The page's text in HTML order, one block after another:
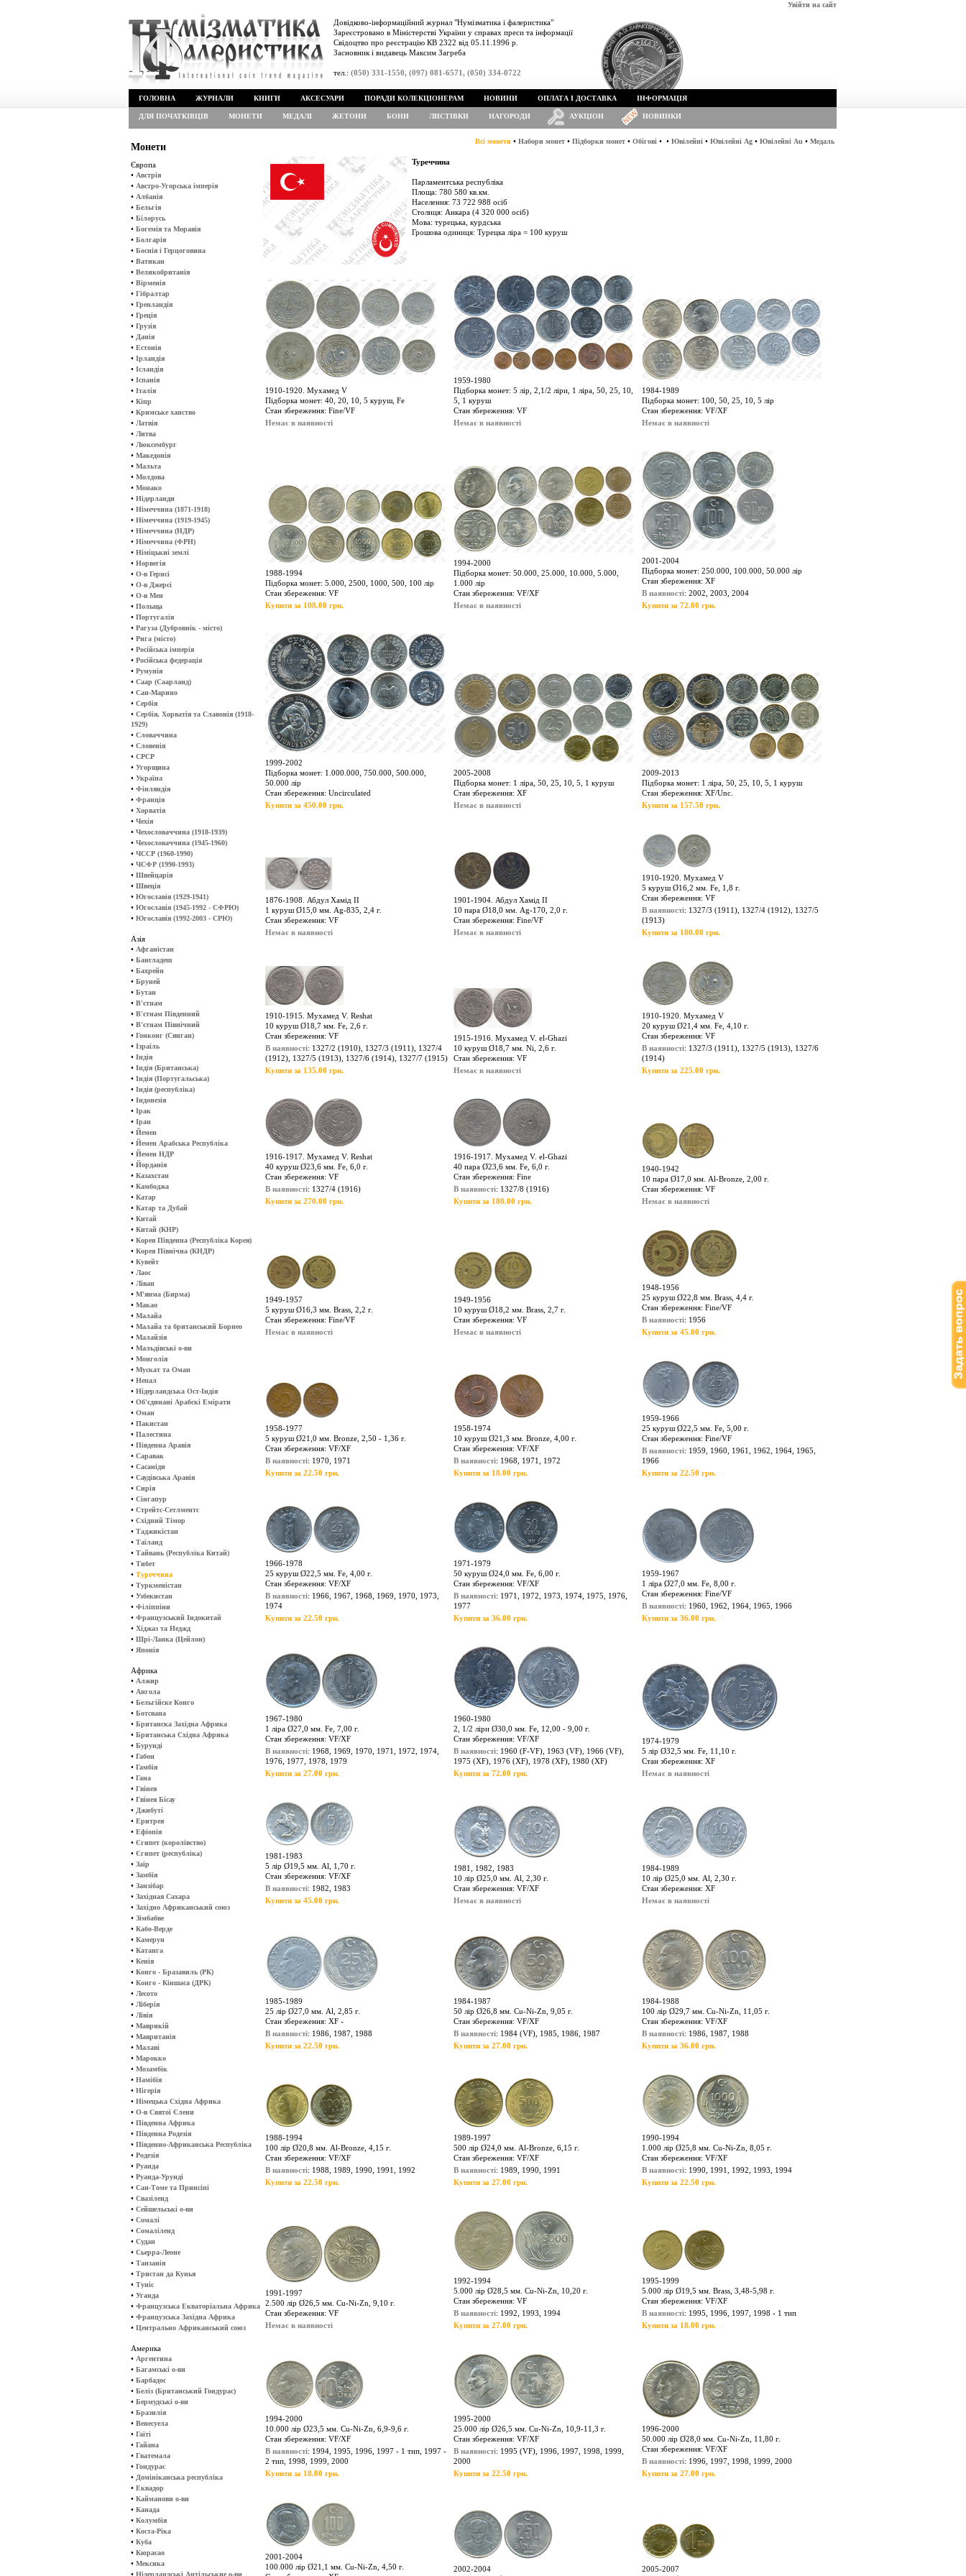
Увійти на сайт
Довідково-інформаційний журнал "Нумізматика і фалеристика"
Зареєстровано в Міністерстві України у справах преси та інформації
Свідоцтво про реєстрацію КВ 2322 від 05.11.1996 р.
Засновник і видавець Максим Загреба
тел.: (050) 331-1550, (097) 081-6571, (050) 334-0722
ГОЛОВНА ЖУРНАЛИ КНИГИ АКСЕСУАРИ ПОРАДИ КОЛЕКЦІОНЕРАМ НОВИНИ ОПЛАТА І ДОСТАВКА ІНФОРМАЦІЯ
ДЛЯ ПОЧАТКІВЦІВ МОНЕТИ МЕДАЛІ ЖЕТОНИ БОНИ ЛИСТІВКИ НАГОРОДИ АУКЦІОН НОВИНКИ
Монети
Європа
• Австрія
• Австро-Угорська імперія
• Албанія
• Бельгія
• Білорусь
• Богемія та Моравія
• Болгарія
• Боснія і Герцоговина
• Ватикан
• Великобританія
• Вірменія
• Гібралтар
• Гренландія
• Греція
• Грузія
• Данія
• Естонія
• Ірландія
• Ісландія
• Іспанія
• Італія
• Кіпр
• Кримське ханство
• Латвія
• Литва
• Люксембург
• Македонія
• Мальта
• Молдова
• Монако
• Нідерланди
• Німеччина (1871-1918)
• Німеччина (1919-1945)
• Німеччина (НДР)
• Німеччина (ФРН)
• Німіцькиі землі
• Норвегія
• О-в Гернсі
• О-в Джерсі
• О-в Мен
• Польща
• Португалія
• Рагуза (Дубровнік - місто)
• Рига (місто)
• Російська імперія
• Російська федерація
• Румунія
• Саар (Саарланд)
• Сан-Марино
• Сербія
• Сербія, Хорватія та Славонія (1918-
1929)
• Словаччина
• Словенія
• СРСР
• Угорщина
• Україна
• Фінляндія
• Франція
• Хорватія
• Чехія
• Чехословаччина (1918-1939)
• Чехословаччина (1945-1960)
• ЧССР (1960-1990)
• ЧСФР (1990-1993)
• Швейцарія
• Швеція
• Югославія (1929-1941)
• Югославія (1945-1992 - СФРЮ)
• Югославія (1992-2003 - СРЮ)
Азія
• Афганістан
• Бангладеш
• Бахрейн
• Бруней
• Бутан
• В'єтнам
• В'єтнам Південний
• В'єтнам Північний
• Гонконг (Сянган)
• Ізраїль
• Індія
• Індія (Британська)
• Індія (Португальська)
• Індія (республіка)
• Індонезія
• Ірак
• Іран
• Йемен
• Йемен Арабська Республіка
• Йемен НДР
• Йорданія
• Казахстан
• Камбоджа
• Катар
• Катар та Дубай
• Китай
• Китай (КНР)
• Корея Південна (Республіка Корея)
• Корея Північна (КНДР)
• Кувейт
• Лаос
• Ліван
• М'янма (Бирма)
• Макао
• Малайа
• Малайа та британський Борнео
• Малайзія
• Мальдівські о-ви
• Монголія
• Мускат та Оман
• Непал
• Нідерландська Ост-Індія
• Об'єдинані Арабскі Емірати
• Оман
• Пакистан
• Палестина
• Південна Аравія
• Саравак
• Сасаніди
• Саудівська Аравія
• Сирія
• Сінгапур
• Стрейтс-Сетлментс
• Східний Тімор
• Таджикістан
• Таїланд
• Тайвань (Республіка Китай)
• Тибет
• Туреччина
• Туркменістан
• Узбекистан
• Філіппіни
• Французський Індокитай
• Хіджаз та Неджд
• Шрі-Ланка (Цейлон)
• Японія
Африка
• Алжир
• Ангола
• Бельгійске Конго
• Ботсвана
• Британска Західна Африка
• Британська Східна Африка
• Бурунді
• Габон
• Гамбія
• Гана
• Гвінея
• Гвінея Бісау
• Джибуті
• Еритрея
• Ефіопія
• Єгипет (королівство)
• Єгипет (республіка)
• Заїр
• Замбія
• Занзібар
• Західная Сахара
• Західно Африканський союз
• Зімбабве
• Кабо-Верде
• Камерун
• Катанга
• Кенія
• Конго - Бразавиль (РК)
• Конго - Кіншаса (ДРК)
• Лесото
• Ліберія
• Лівія
• Маврикій
• Мавританія
• Малаві
• Марокко
• Мозамбік
• Намібія
• Нігерія
• Німецька Східна Африка
• О-в Святої Єлени
• Південна Африка
• Південна Родезія
• Південно-Африканська Республіка
• Родезія
• Руанда
• Руанда-Урунді
• Сан-Томе та Принсіпі
• Свазіленд
• Сейшельські о-ви
• Сомалі
• Сомаліленд
• Судан
• Сьерра-Леоне
• Танзанія
• Тристан да Кунья
• Туніс
• Уганда
• Французська Екваторіальна Африка
• Французська Західна Африка
• Центрально Африканський союз
Америка
• Аргентина
• Багамські о-ви
• Барбадос
• Беліз (Британський Гондурас)
• Бермудські о-ви
• Бразилія
• Венесуела
• Гаїті
• Гайана
• Гватемала
• Гондурас
• Домініканська республіка
• Еквадор
• Кайманови о-ви
• Канада
• Колумбія
• Коста-Ріка
• Куба
• Кюрасао
• Мексика
• Нідерландські Антільськие о-ви
Всі монети • Набори монет • Підборки монет • Обігові • • Ювілейні • Ювілейні Ag • Ювілейні Au • Медаль
Туреччина
Парламентська республіка
Площа: 780 580 кв.км.
Населення: 73 722 988 осіб
Столиця: Анкара (4 320 000 осіб)
Мова: турецька, курдська
Грошова одиниця: Турецка ліра = 100 куруш
1910-1920. Мухамед V
Підборка монет: 40, 20, 10, 5 куруш, Fe
Стан збереження: Fine/VF
Немає в наявності
1959-1980
Підборка монет: 5 лір, 2,1/2 ліри, 1 ліра, 50, 25, 10,
5, 1 куруш
Стан збереження: VF
Немає в наявності
1984-1989
Підборка монет: 100, 50, 25, 10, 5 лір
Стан збереження: VF/XF
Немає в наявності
1988-1994
Підборка монет: 5.000, 2500, 1000, 500, 100 лір
Стан збереження: VF
Купити за 108.00 грн.
1994-2000
Підборка монет: 50.000, 25.000, 10.000, 5.000,
1.000 лір
Стан збереження: VF/XF
Немає в наявності
2001-2004
Підборка монет: 250.000, 100.000, 50.000 лір
Стан збереження: XF
В наявності: 2002, 2003, 2004
Купити за 72.00 грн.
1999-2002
Підборка монет: 1.000.000, 750.000, 500.000,
50.000 лір
Стан збереження: Uncirculated
Купити за 450.00 грн.
2005-2008
Підборка монет: 1 ліра, 50, 25, 10, 5, 1 куруш
Стан збереження: XF
Немає в наявності
2009-2013
Підборка монет: 1 ліра, 50, 25, 10, 5, 1 куруш
Стан збереження: XF/Unc.
Купити за 157.50 грн.
1876-1908. Абдул Хамід ІІ
1 куруш Ø15,0 мм. Ag-835, 2,4 г.
Стан збереження: VF
Немає в наявності
1901-1904. Абдул Хамід ІІ
10 пара Ø18,0 мм. Ag-170, 2,0 г.
Стан збереження: Fine/VF
Немає в наявності
1910-1920. Мухамед V
5 куруш Ø16,2 мм. Fe, 1,8 г.
Стан збереження: VF
В наявності: 1327/3 (1911), 1327/4 (1912), 1327/5
(1913)
Купити за 180.00 грн.
1910-1915. Мухамед V. Reshat
10 куруш Ø18,7 мм. Fe, 2,6 г.
Стан збереження: VF
В наявності: 1327/2 (1910), 1327/3 (1911), 1327/4
(1912), 1327/5 (1913), 1327/6 (1914), 1327/7 (1915)
Купити за 135.00 грн.
1915-1916. Мухамед V. el-Ghazi
10 куруш Ø18,7 мм. Ni, 2,6 г.
Стан збереження: VF
Немає в наявності
1910-1920. Мухамед V
20 куруш Ø21,4 мм. Fe, 4,10 г.
Стан збереження: VF
В наявності: 1327/3 (1911), 1327/5 (1913), 1327/6
(1914)
Купити за 225.00 грн.
1916-1917. Мухамед V. Reshat
40 куруш Ø23,6 мм. Fe, 6,0 г.
Стан збереження: VF
В наявності: 1327/4 (1916)
Купити за 270.00 грн.
1916-1917. Мухамед V. el-Ghazi
40 пара Ø23,6 мм. Fe, 6,0 г.
Стан збереження: Fine
В наявності: 1327/8 (1916)
Купити за 180.00 грн.
1940-1942
10 пара Ø17,0 мм. Al-Bronze, 2,00 г.
Стан збереження: VF
Немає в наявності
1949-1957
5 куруш Ø16,3 мм. Brass, 2,2 г.
Стан збереження: Fine/VF
Немає в наявності
1949-1956
10 куруш Ø18,2 мм. Brass, 2,7 г.
Стан збереження: VF
Немає в наявності
1948-1956
25 куруш Ø22,8 мм. Brass, 4,4 г.
Стан збереження: Fine/VF
В наявності: 1956
Купити за 45.00 грн.
1958-1977
5 куруш Ø21,0 мм. Bronze, 2,50 - 1,36 г.
Стан збереження: VF/XF
В наявності: 1970, 1971
Купити за 22.50 грн.
1958-1974
10 куруш Ø21,3 мм. Bronze, 4,00 г.
Стан збереження: VF/XF
В наявності: 1968, 1971, 1972
Купити за 18.00 грн.
1959-1966
25 куруш Ø22,5 мм. Fe, 5,00 г.
Стан збереження: Fine/VF
В наявності: 1959, 1960, 1961, 1962, 1964, 1965,
1966
Купити за 22.50 грн.
1966-1978
25 куруш Ø22,5 мм. Fe, 4,00 г.
Стан збереження: VF/XF
В наявності: 1966, 1967, 1968, 1969, 1970, 1973,
1974
Купити за 22.50 грн.
1971-1979
50 куруш Ø24,0 мм. Fe, 6,00 г.
Стан збереження: VF/XF
В наявності: 1971, 1972, 1973, 1974, 1975, 1976,
1977
Купити за 36.00 грн.
1959-1967
1 ліра Ø27,0 мм. Fe, 8,00 г.
Стан збереження: Fine/VF
В наявності: 1960, 1962, 1964, 1965, 1966
Купити за 36.00 грн.
1967-1980
1 ліра Ø27,0 мм. Fe, 7,00 г.
Стан збереження: VF/XF
В наявності: 1968, 1969, 1970, 1971, 1972, 1974,
1976, 1977, 1978, 1979
Купити за 27.00 грн.
1960-1980
2, 1/2 ліри Ø30,0 мм. Fe, 12,00 - 9,00 г.
Стан збереження: VF/XF
В наявності: 1960 (F-VF), 1963 (VF), 1966 (VF),
1975 (XF), 1976 (XF), 1978 (XF), 1980 (XF)
Купити за 72.00 грн.
1974-1979
5 лір Ø32,5 мм. Fe, 11,10 г.
Стан збереження: XF
Немає в наявності
1981-1983
5 лір Ø19,5 мм. Al, 1,70 г.
Стан збереження: VF/XF
В наявності: 1982, 1983
Купити за 45.00 грн.
1981, 1982, 1983
10 лір Ø25,0 мм. Al, 2,30 г.
Стан збереження: VF/XF
Немає в наявності
1984-1989
10 лір Ø25,0 мм. Al, 2,30 г.
Стан збереження: XF
Немає в наявності
1985-1989
25 лір Ø27,0 мм. Al, 2,85 г.
Стан збереження: XF -
В наявності: 1986, 1987, 1988
Купити за 22.50 грн.
1984-1987
50 лір Ø26,8 мм. Cu-Ni-Zn, 9,05 г.
Стан збереження: VF/XF
В наявності: 1984 (VF), 1985, 1986, 1987
Купити за 27.00 грн.
1984-1988
100 лір Ø29,7 мм. Cu-Ni-Zn, 11,05 г.
Стан збереження: VF/XF
В наявності: 1986, 1987, 1988
Купити за 36.00 грн.
1988-1994
100 лір Ø20,8 мм. Al-Bronze, 4,15 г.
Стан збереження: VF/XF
В наявності: 1988, 1989, 1990, 1991, 1992
Купити за 22.50 грн.
1989-1997
500 лір Ø24,0 мм. Al-Bronze, 6,15 г.
Стан збереження: VF/XF
В наявності: 1989, 1990, 1991
Купити за 27.00 грн.
1990-1994
1.000 лір Ø25,8 мм. Cu-Ni-Zn, 8,05 г.
Стан збереження: VF/XF
В наявності: 1990, 1991, 1992, 1993, 1994
Купити за 22.50 грн.
1991-1997
2.500 лір Ø26,5 мм. Cu-Ni-Zn, 9,10 г.
Стан збереження: VF
Немає в наявності
1992-1994
5.000 лір Ø28,5 мм. Cu-Ni-Zn, 10,20 г.
Стан збереження: VF
В наявності: 1992, 1993, 1994
Купити за 27.00 грн.
1995-1999
5.000 лір Ø19,5 мм. Brass, 3,48-5,98 г.
Стан збереження: VF/XF
В наявності: 1995, 1996, 1997, 1998 - 1 тип
Купити за 18.00 грн.
1994-2000
10.000 лір Ø23,5 мм. Cu-Ni-Zn, 6,9-9,6 г.
Стан збереження: VF/XF
В наявності: 1994, 1995, 1996, 1997 - 1 тип, 1997 -
2 тип, 1998, 1999, 2000
Купити за 18.00 грн.
1995-2000
25.000 лір Ø26,5 мм. Cu-Ni-Zn, 10,9-11,3 г.
Стан збереження: VF/XF
В наявності: 1995 (VF), 1996, 1997, 1998, 1999,
2000
Купити за 22.50 грн.
1996-2000
50.000 лір Ø28,0 мм. Cu-Ni-Zn, 11,80 г.
Стан збереження: VF/XF
В наявності: 1996, 1997, 1998, 1999, 2000
Купити за 27.00 грн.
2001-2004
100.000 лір Ø21,1 мм. Cu-Ni-Zn, 4,50 г.
2002-2004
2005-2007